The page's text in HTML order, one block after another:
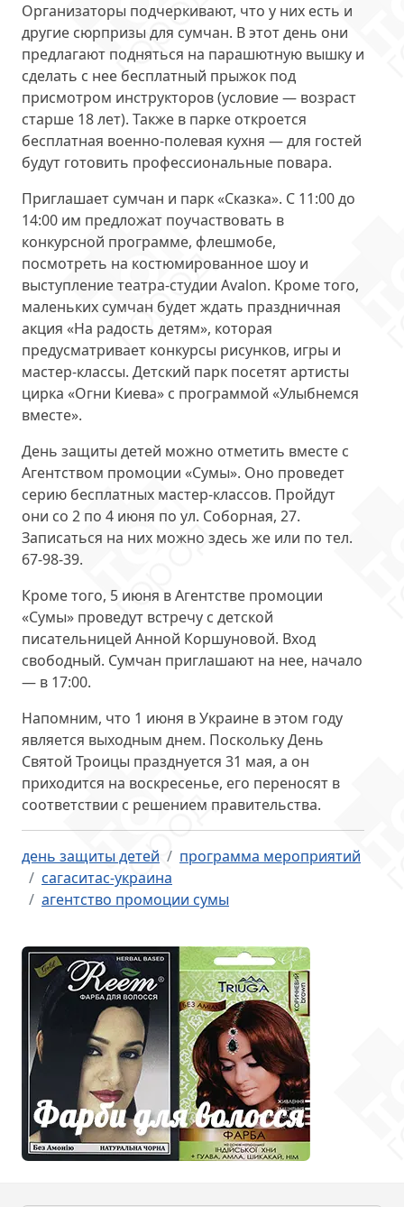
Организаторы подчеркивают, что у них есть и
другие сюрпризы для сумчан. В этот день они
предлагают подняться на парашютную вышку и
сделать с нее бесплатный прыжок под
присмотром инструкторов (условие — возраст
старше 18 лет). Также в парке откроется
бесплатная военно-полевая кухня — для гостей
будут готовить профессиональные повара.
Приглашает сумчан и парк «Сказка». С 11:00 до
14:00 им предложат поучаствовать в
конкурсной программе, флешмобе,
посмотреть на костюмированное шоу и
выступление театра-студии Avalon. Кроме того,
маленьких сумчан будет ждать праздничная
акция «На радость детям», которая
предусматривает конкурсы рисунков, игры и
мастер-классы. Детский парк посетят артисты
цирка «Огни Киева» с программой «Улыбнемся
вместе».
День защиты детей можно отметить вместе с
Агентством промоции «Сумы». Оно проведет
серию бесплатных мастер-классов. Пройдут
они со 2 по 4 июня по ул. Соборная, 27.
Записаться на них можно здесь же или по тел.
67-98-39.
Кроме того, 5 июня в Агентстве промоции
«Сумы» проведут встречу с детской
писательницей Анной Коршуновой. Вход
свободный. Сумчан приглашают на нее, начало
— в 17:00.
Напомним, что 1 июня в Украине в этом году
является выходным днем. Поскольку День
Святой Троицы празднуется 31 мая, а он
приходится на воскресенье, его переносят в
соответствии с решением правительства.
день защиты детей
программа мероприятий
сагаситас-украина
агентство промоции сумы